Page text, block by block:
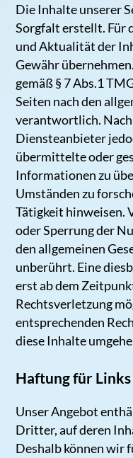
Die Inhalte unserer
Sorgfalt erstellt. Für
und Aktualität der
Gewähr
gemäß § 7 Abs.1
Seiten nach den
verantwortlich. Nach
Diensteanbieter
übermittelte oder
Informationen zu
Umständen zu
Tätigkeit hinweisen.
oder Sperrung der
den allgemeinen
unberührt. Eine
erst ab dem
Rechtsverletzung
entsprechenden
diese Inhalte
Haftung für Links
Unser Angebot
Dritter, auf deren
Deshalb können wir